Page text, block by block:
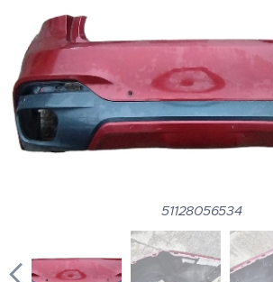
51128056534